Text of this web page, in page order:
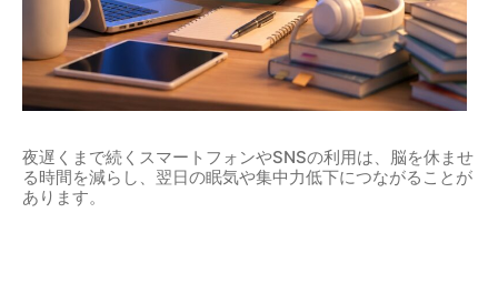
夜遅くまで続くスマートフォンやSNSの利用は、脳を休ませ
る時間を減らし、翌日の眠気や集中力低下につながることが
あります。